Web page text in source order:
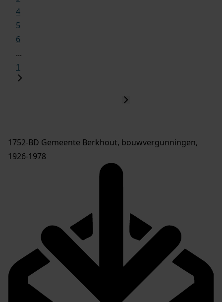
4
5
6
...
1
1752-BD Gemeente Berkhout, bouwvergunningen,
1926-1978